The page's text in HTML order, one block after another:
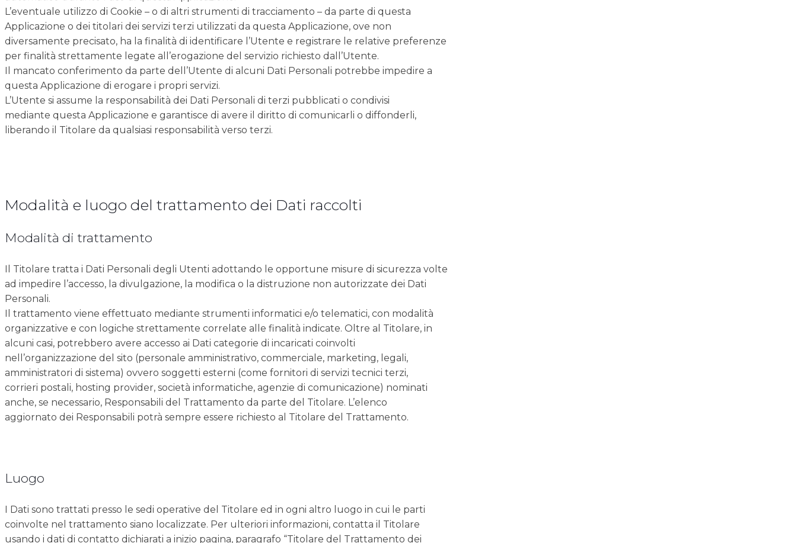
L’eventuale utilizzo di Cookie – o di altri strumenti di tracciamento – da parte di questa
Applicazione o dei titolari dei servizi terzi utilizzati da questa Applicazione, ove non
diversamente precisato, ha la finalità di identificare l’Utente e registrare le relative preferenze
per finalità strettamente legate all’erogazione del servizio richiesto dall’Utente.
Il mancato conferimento da parte dell’Utente di alcuni Dati Personali potrebbe impedire a
questa Applicazione di erogare i propri servizi.
L’Utente si assume la responsabilità dei Dati Personali di terzi pubblicati o condivisi
mediante questa Applicazione e garantisce di avere il diritto di comunicarli o diffonderli,
liberando il Titolare da qualsiasi responsabilità verso terzi.
Modalità e luogo del trattamento dei Dati raccolti
Modalità di trattamento
Il Titolare tratta i Dati Personali degli Utenti adottando le opportune misure di sicurezza volte
ad impedire l’accesso, la divulgazione, la modifica o la distruzione non autorizzate dei Dati
Personali.
Il trattamento viene effettuato mediante strumenti informatici e/o telematici, con modalità
organizzative e con logiche strettamente correlate alle finalità indicate. Oltre al Titolare, in
alcuni casi, potrebbero avere accesso ai Dati categorie di incaricati coinvolti
nell’organizzazione del sito (personale amministrativo, commerciale, marketing, legali,
amministratori di sistema) ovvero soggetti esterni (come fornitori di servizi tecnici terzi,
corrieri postali, hosting provider, società informatiche, agenzie di comunicazione) nominati
anche, se necessario, Responsabili del Trattamento da parte del Titolare. L’elenco
aggiornato dei Responsabili potrà sempre essere richiesto al Titolare del Trattamento.
Luogo
I Dati sono trattati presso le sedi operative del Titolare ed in ogni altro luogo in cui le parti
coinvolte nel trattamento siano localizzate. Per ulteriori informazioni, contatta il Titolare
usando i dati di contatto dichiarati a inizio pagina, paragrafo “Titolare del Trattamento dei